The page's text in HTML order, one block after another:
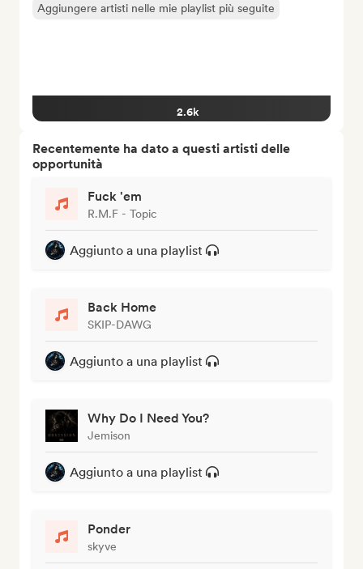
Aggiungere artisti nelle mie playlist più seguite
2.6k
Recentemente ha dato a questi artisti delle
opportunità
Fuck 'em
R.M.F - Topic
Aggiunto a una playlist
Back Home
SKIP-DAWG
Aggiunto a una playlist
Why Do I Need You?
Jemison
Aggiunto a una playlist
Ponder
skyve